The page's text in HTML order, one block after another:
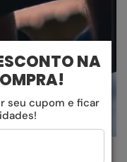
NA
seu cupom e ficar